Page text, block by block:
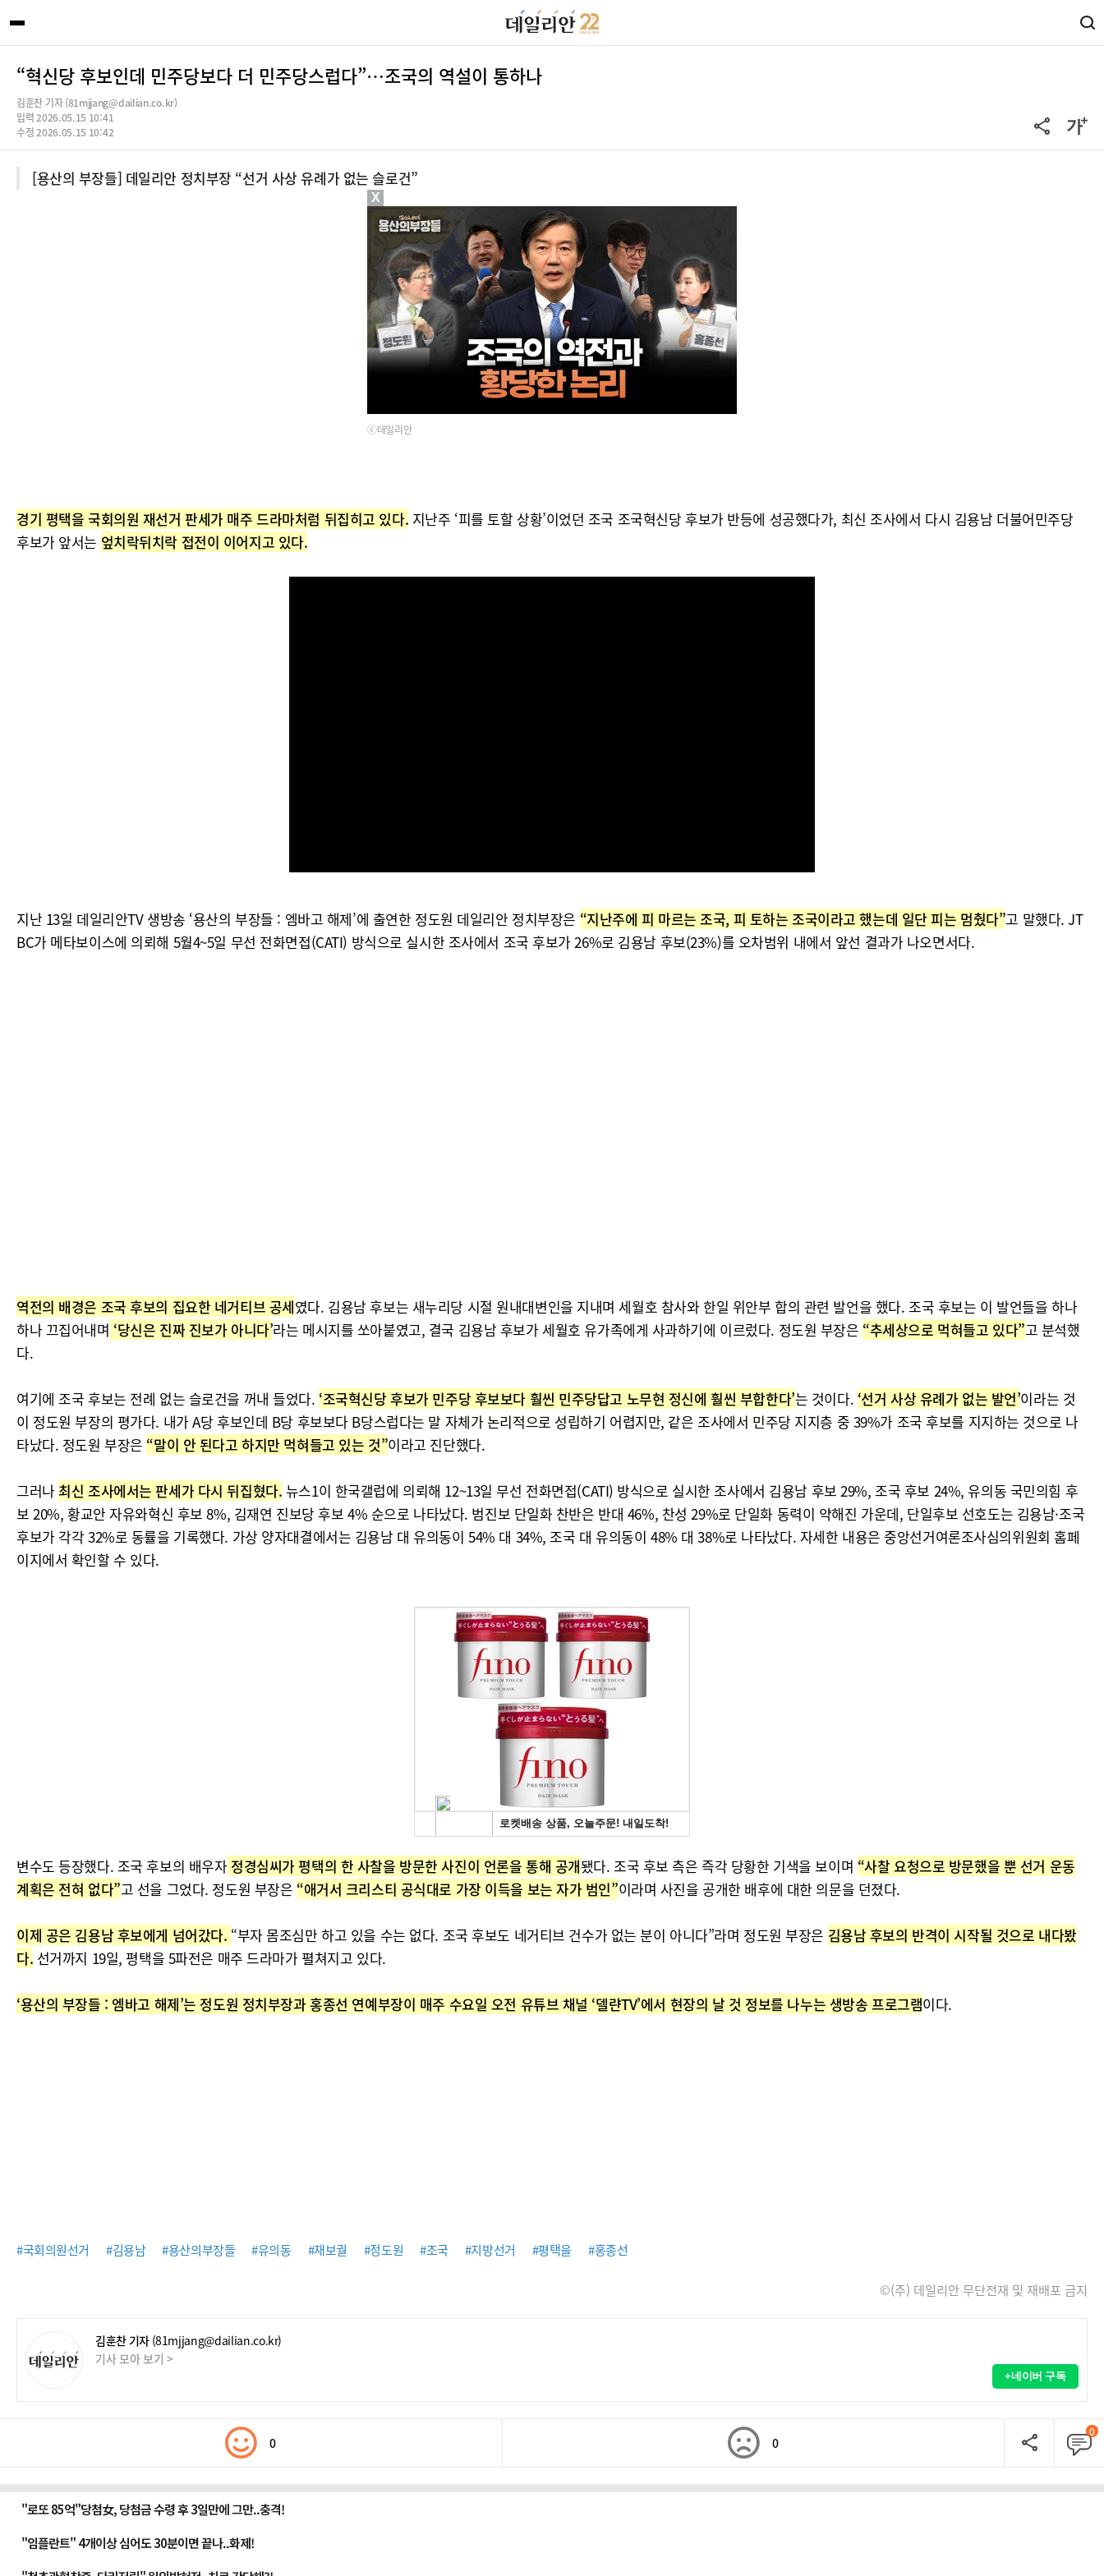
“혁신당 후보인데 민주당보다 더 민주당스럽다”…조국의 역설이 통하나
김훈찬 기자 (81mjjang@dailian.co.kr)
입력 2026.05.15 10:41
수정 2026.05.15 10:42
[용산의 부장들] 데일리안 정치부장 “선거 사상 유례가 없는 슬로건”
ⓒ데일리안
경기 평택을 국회의원 재선거 판세가 매주 드라마처럼 뒤집히고 있다. 지난주 ‘피를 토할 상황’이었던 조국 조국혁신당 후보가 반등에 성공했다가, 최신 조사에서 다시 김용남 더불어민주당
후보가 앞서는 엎치락뒤치락 접전이 이어지고 있다.
지난 13일 데일리안TV 생방송 ‘용산의 부장들 : 엠바고 해제’에 출연한 정도원 데일리안 정치부장은 “지난주에 피 마르는 조국, 피 토하는 조국이라고 했는데 일단 피는 멈췄다”고 말했다. JT
BC가 메타보이스에 의뢰해 5월4~5일 무선 전화면접(CATI) 방식으로 실시한 조사에서 조국 후보가 26%로 김용남 후보(23%)를 오차범위 내에서 앞선 결과가 나오면서다.
역전의 배경은 조국 후보의 집요한 네거티브 공세였다. 김용남 후보는 새누리당 시절 원내대변인을 지내며 세월호 참사와 한일 위안부 합의 관련 발언을 했다. 조국 후보는 이 발언들을 하나
하나 끄집어내며 ‘당신은 진짜 진보가 아니다’라는 메시지를 쏘아붙였고, 결국 김용남 후보가 세월호 유가족에게 사과하기에 이르렀다. 정도원 부장은 “추세상으로 먹혀들고 있다”고 분석했
다.
여기에 조국 후보는 전례 없는 슬로건을 꺼내 들었다. ‘조국혁신당 후보가 민주당 후보보다 훨씬 민주당답고 노무현 정신에 훨씬 부합한다’는 것이다. ‘선거 사상 유례가 없는 발언’이라는 것
이 정도원 부장의 평가다. 내가 A당 후보인데 B당 후보보다 B당스럽다는 말 자체가 논리적으로 성립하기 어렵지만, 같은 조사에서 민주당 지지층 중 39%가 조국 후보를 지지하는 것으로 나
타났다. 정도원 부장은 “말이 안 된다고 하지만 먹혀들고 있는 것”이라고 진단했다.
그러나 최신 조사에서는 판세가 다시 뒤집혔다. 뉴스1이 한국갤럽에 의뢰해 12~13일 무선 전화면접(CATI) 방식으로 실시한 조사에서 김용남 후보 29%, 조국 후보 24%, 유의동 국민의힘 후
보 20%, 황교안 자유와혁신 후보 8%, 김재연 진보당 후보 4% 순으로 나타났다. 범진보 단일화 찬반은 반대 46%, 찬성 29%로 단일화 동력이 약해진 가운데, 단일후보 선호도는 김용남·조국
후보가 각각 32%로 동률을 기록했다. 가상 양자대결에서는 김용남 대 유의동이 54% 대 34%, 조국 대 유의동이 48% 대 38%로 나타났다. 자세한 내용은 중앙선거여론조사심의위원회 홈페
이지에서 확인할 수 있다.
변수도 등장했다. 조국 후보의 배우자정경심씨가 평택의 한 사찰을 방문한 사진이 언론을 통해 공개됐다. 조국 후보 측은 즉각 당황한 기색을 보이며 “사찰 요청으로 방문했을 뿐 선거 운동
계획은 전혀 없다”고 선을 그었다. 정도원 부장은 “애거서 크리스티 공식대로 가장 이득을 보는 자가 범인”이라며 사진을 공개한 배후에 대한 의문을 던졌다.
이제 공은 김용남 후보에게 넘어갔다. “부자 몸조심만 하고 있을 수는 없다. 조국 후보도 네거티브 건수가 없는 분이 아니다”라며 정도원 부장은 김용남 후보의 반격이 시작될 것으로 내다봤
다. 선거까지 19일, 평택을 5파전은 매주 드라마가 펼쳐지고 있다.
‘용산의 부장들 : 엠바고 해제’는 정도원 정치부장과 홍종선 연예부장이 매주 수요일 오전 유튜브 채널 ‘델랸TV’에서 현장의 날 것 정보를 나누는 생방송 프로그램이다.
#국회의원선거 #김용남 #용산의부장들 #유의동 #재보궐 #정도원 #조국 #지방선거 #평택을 #홍종선
©(주) 데일리안 무단전재 및 재배포 금지
김훈찬 기자 (81mjjang@dailian.co.kr)
기사 모아 보기 >
+네이버 구독
0 0
0
X